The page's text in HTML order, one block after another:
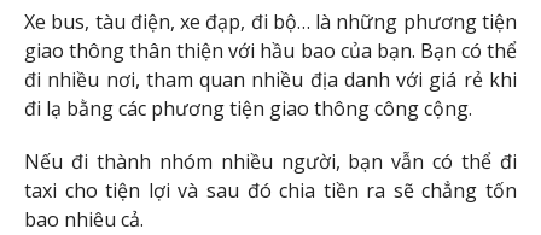
Xe bus, tàu điện, xe đạp, đi bộ… là những phương tiện
giao thông thân thiện với hầu bao của bạn. Bạn có thể
đi nhiều nơi, tham quan nhiều địa danh với giá rẻ khi
đi lạ bằng các phương tiện giao thông công cộng.
Nếu đi thành nhóm nhiều người, bạn vẫn có thể đi
taxi cho tiện lợi và sau đó chia tiền ra sẽ chẳng tốn
bao nhiêu cả.